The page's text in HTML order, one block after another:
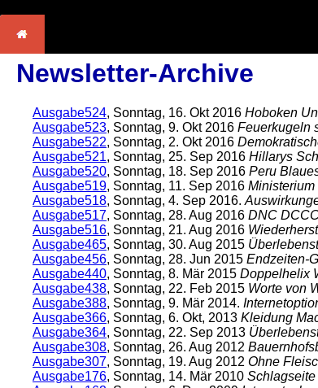
Newsletter-Archive
Ausgabe524, Sonntag, 16. Okt 2016 Hoboken
Ausgabe523, Sonntag, 9. Okt 2016 Feuerkugeln
Ausgabe522, Sonntag, 2. Okt 2016
Ausgabe521, Sonntag, 25. Sep 2016 Hillarys
Ausgabe520, Sonntag, 18. Sep 2016 Peru
Ausgabe519, Sonntag, 11. Sep 2016 Ministerium
Ausgabe518, Sonntag, 4. Sep 2016.
Ausgabe517, Sonntag, 28. Aug 2016 DNC
Ausgabe516, Sonntag, 21. Aug 2016
Ausgabe465, Sonntag, 30. Aug 2015
Ausgabe456, Sonntag, 28. Jun 2015 Endzeiten-
Ausgabe440, Sonntag, 8. Mär 2015 Doppelhelix
Ausgabe438, Sonntag, 22. Feb 2015 Worte von
Ausgabe388, Sonntag, 9. Mär 2014.
Ausgabe366, Sonntag, 6. Okt, 2013 Kleidung
Ausgabe364, Sonntag, 22. Sep 2013
Ausgabe308, Sonntag, 26. Aug 2012
Ausgabe307, Sonntag, 19. Aug 2012 Ohne
Ausgabe176, Sonntag, 14. Mär 2010